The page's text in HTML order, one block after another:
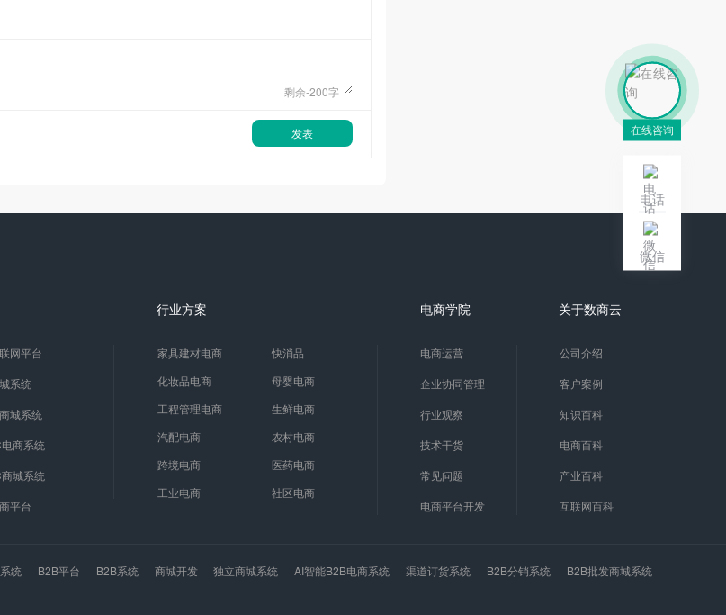
剩余-200字
发表
网平台
系统
城系统
商系统
城系统
平台
行业方案
家具建材电商
快消品
化妆品电商
母婴电商
工程管理电商
生鲜电商
汽配电商
农村电商
跨境电商
医药电商
工业电商
社区电商
电商学院
电商运营
企业协同管理
行业观察
技术干货
常见问题
电商平台开发
关于数商云
公司介绍
客户案例
知识百科
电商百科
产业百科
互联网百科
统 B2B平台 B2B系统 商城开发 独立商城系统 AI智能B2B电商系统 渠道订货系统 B2B分销系统 B2B批发商城系统
在线咨询
电话
微信